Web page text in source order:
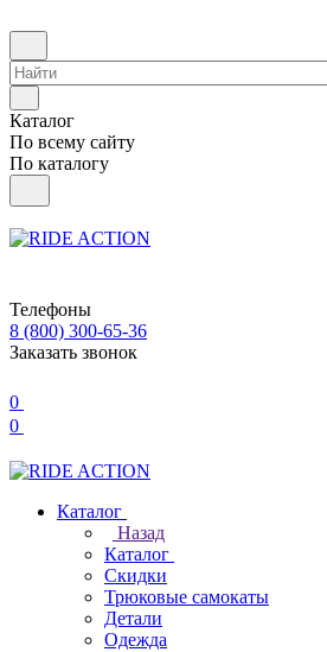
Каталог
По всему сайту
По каталогу
Телефоны
8 (800) 300-65-36
Заказать звонок
0
0
Каталог
Назад
Каталог
Скидки
Трюковые самокаты
Детали
Одежда